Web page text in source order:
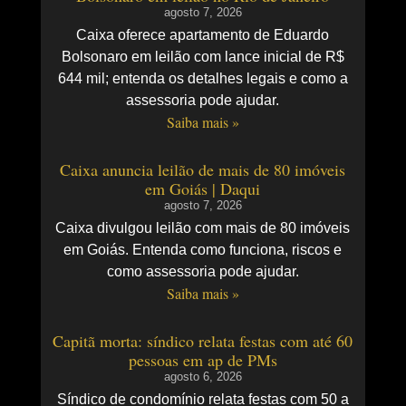
agosto 7, 2026
Caixa oferece apartamento de Eduardo
Bolsonaro em leilão com lance inicial de R$
644 mil; entenda os detalhes legais e como a
assessoria pode ajudar.
Saiba mais »
Caixa anuncia leilão de mais de 80 imóveis
em Goiás | Daqui
agosto 7, 2026
Caixa divulgou leilão com mais de 80 imóveis
em Goiás. Entenda como funciona, riscos e
como assessoria pode ajudar.
Saiba mais »
Capitã morta: síndico relata festas com até 60
pessoas em ap de PMs
agosto 6, 2026
Síndico de condomínio relata festas com 50 a